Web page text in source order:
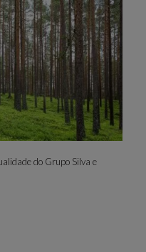
do Grupo Silva e